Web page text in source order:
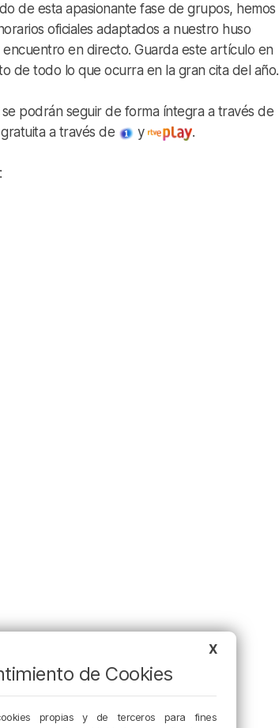
de esta apasionante fase de grupos, hemos
oficiales adaptados a nuestro huso
en directo. Guarda este artículo en
de todo lo que ocurra en la gran cita del año.
podrán seguir de forma íntegra a través de
a través de y .
X
de Cookies
propias y de terceros para fines